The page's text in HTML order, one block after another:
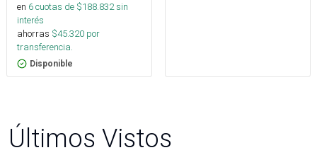
en 6cuotas de $188.832sin
interés
ahorras $45.320 por
transferencia.
Disponible
Últimos Vistos